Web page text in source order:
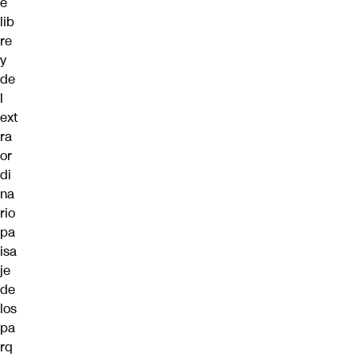
lib
re
y
de
l
ext
ra
or
di
na
rio
pa
isa
je
de
los
pa
rq